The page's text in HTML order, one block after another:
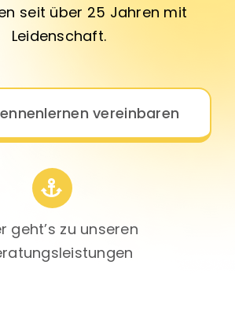
seit über 25 Jahren mit
Leidenschaft.
vereinbaren
geht’s zu unseren